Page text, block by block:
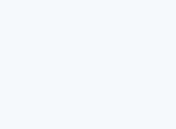
2013